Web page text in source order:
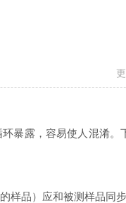
露，容易使人混淆。
品）应和被测样品同